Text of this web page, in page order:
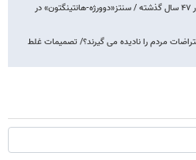
روش های نجات و گذار ایران در ۴۷ سال گذشته / سنتز«دوورژه-هانتینگتون» در
مردم را نادیده می گیرند؟/ تصمیمات غلط